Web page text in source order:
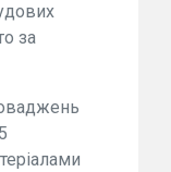
за